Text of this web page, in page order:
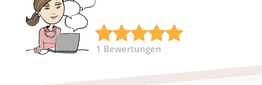
1 Bewertungen